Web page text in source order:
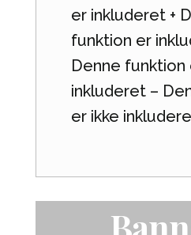
er inkluderet +
funktion er
Denne funktion
inkluderet –
er ikke